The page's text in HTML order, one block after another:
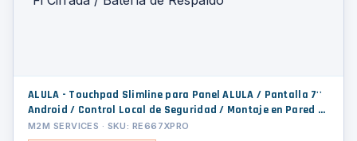
ALULA - Touchpad Slimline para Panel ALULA / Pantalla 7''
Android / Control Local de Seguridad / Montaje en Pared y
Escritorio / Wi-Fi Cifrada / Batería de Respaldo
M2M SERVICES · SKU: RE667XPRO